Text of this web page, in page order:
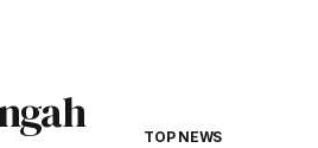
TOP NEWS